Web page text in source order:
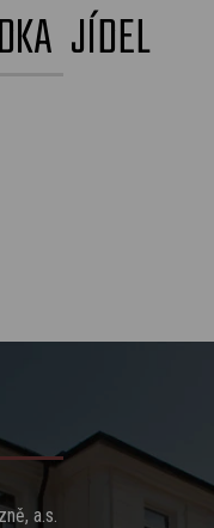
JÍDEL
a.s.